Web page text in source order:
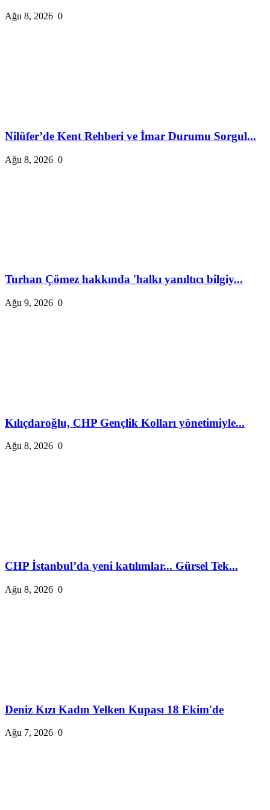
Ağu 8, 2026 0
Nilüfer’de Kent Rehberi ve İmar Durumu Sorgul...
Ağu 8, 2026 0
Turhan Çömez hakkında 'halkı yanıltıcı bilgiy...
Ağu 9, 2026 0
Kılıçdaroğlu, CHP Gençlik Kolları yönetimiyle...
Ağu 8, 2026 0
CHP İstanbul’da yeni katılımlar... Gürsel Tek...
Ağu 8, 2026 0
Deniz Kızı Kadın Yelken Kupası 18 Ekim'de
Ağu 7, 2026 0